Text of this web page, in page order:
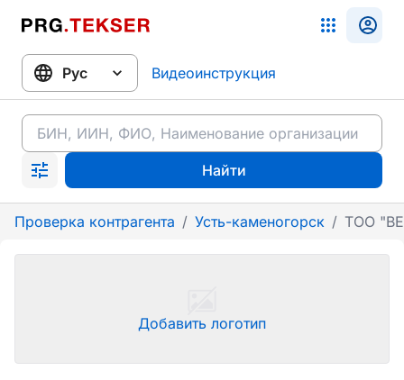
Видеоинструкция
Найти
Проверка контрагента / Усть-каменогорск / ТОО
Добавить логотип